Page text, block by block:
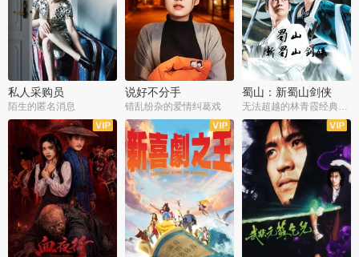
私人采购员
陌生的匿名消息
说好不分手
错乱纷杂的爱情纠葛戏
蜀山：新蜀山剑侠
无法超越的林青霞经典角色